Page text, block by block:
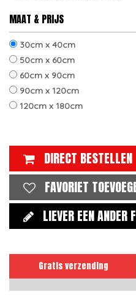
MAAT & PRIJS
30cm x 40cm
50cm x 60cm
60cm x 90cm
90cm x 120cm
120cm x 180cm
DIRECT BESTELLEN
FAVORIET
LIEVER EEN ANDER
Gratis verzending